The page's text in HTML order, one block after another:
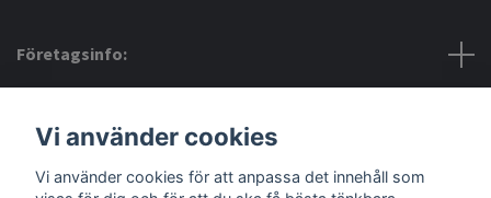
Företagsinfo:
Sociala medier
Vi använder cookies
Vi använder cookies för att anpassa det innehåll som